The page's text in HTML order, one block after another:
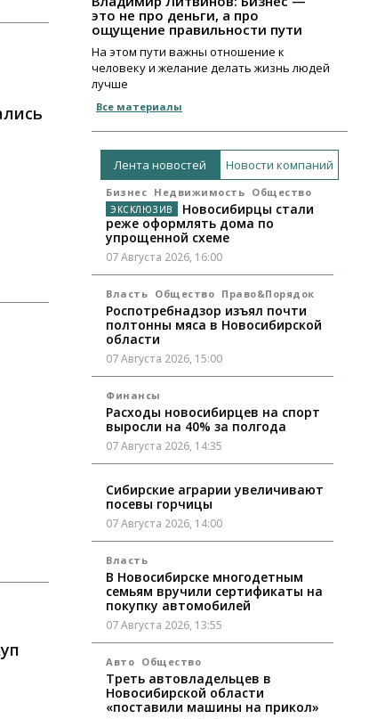
это не про деньги, а про
ощущение правильности пути
На этом пути важны отношение к
человеку и желание делать жизнь людей
лучше
Все материалы
Лента новостей Новости компаний
Бизнес Недвижимость Общество
Новосибирцы стали
реже оформлять дома по
упрощенной схеме
07 Августа 2026, 16:00
Власть Общество Право&Порядок
Роспотребнадзор изъял почти
полтонны мяса в Новосибирской
области
07 Августа 2026, 15:00
Финансы
Расходы новосибирцев на спорт
выросли на 40% за полгода
07 Августа 2026, 14:35
Сибирские аграрии увеличивают
посевы горчицы
07 Августа 2026, 14:00
Власть
В Новосибирске многодетным
семьям вручили сертификаты на
покупку автомобилей
07 Августа 2026, 13:55
Авто Общество
Треть автовладельцев в
Новосибирской области
«поставили машины на прикол»